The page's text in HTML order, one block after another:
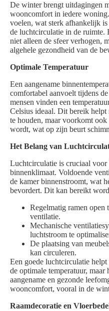
De winter brengt uitdagingen
wooncomfort in iedere
voelen, wat sterk afhankelijk
de luchtcirculatie in de ruimte.
niet alleen de sfeer verhogen,
algehele gezondheid van de
Optimale Temperatuur
Een aangename
comfortabel aanvoelt tijdens
mensen vinden een
Celsius ideaal. Dit bereik
te houden, maar voorkomt
wordt, wat op zijn beurt
Het Belang van
Luchtcirculatie is cruciaal voor
binnenklimaat. Voldoende
de kamer binnenstroomt, wat
bevordert. Dit kan bereikt
Regelmatig ramen open
ventilatie.
Mechanische
luchtstroom te
De plaatsing van
kan circuleren.
Een goede luchtcirculatie
de optimale temperatuur, maar
aangename en gezonde
wooncomfort, vooral in de
Raamdecoratie en